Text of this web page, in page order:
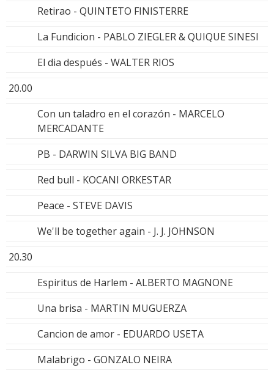
Retirao - QUINTETO FINISTERRE
La Fundicion - PABLO ZIEGLER & QUIQUE SINESI
El dia después - WALTER RIOS
20.00
Con un taladro en el corazón - MARCELO
MERCADANTE
PB - DARWIN SILVA BIG BAND
Red bull - KOCANI ORKESTAR
Peace - STEVE DAVIS
We'll be together again - J. J. JOHNSON
20.30
Espiritus de Harlem - ALBERTO MAGNONE
Una brisa - MARTIN MUGUERZA
Cancion de amor - EDUARDO USETA
Malabrigo - GONZALO NEIRA